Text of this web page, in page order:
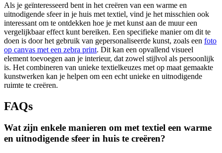
Als je geïnteresseerd bent in het creëren van een warme en
uitnodigende sfeer in je huis met textiel, vind je het misschien ook
interessant om te ontdekken hoe je met kunst aan de muur een
vergelijkbaar effect kunt bereiken. Een specifieke manier om dit te
doen is door het gebruik van gepersonaliseerde kunst, zoals een foto
op canvas met een zebra print. Dit kan een opvallend visueel
element toevoegen aan je interieur, dat zowel stijlvol als persoonlijk
is. Het combineren van unieke textielkeuzes met op maat gemaakte
kunstwerken kan je helpen om een echt unieke en uitnodigende
ruimte te creëren.
FAQs
Wat zijn enkele manieren om met textiel een warme
en uitnodigende sfeer in huis te creëren?